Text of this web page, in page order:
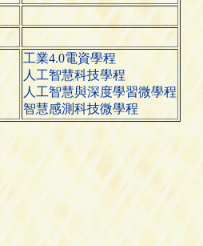
工業4.0電資學程
人工智慧科技學程
人工智慧與深度學習微學程
智慧感測科技微學程